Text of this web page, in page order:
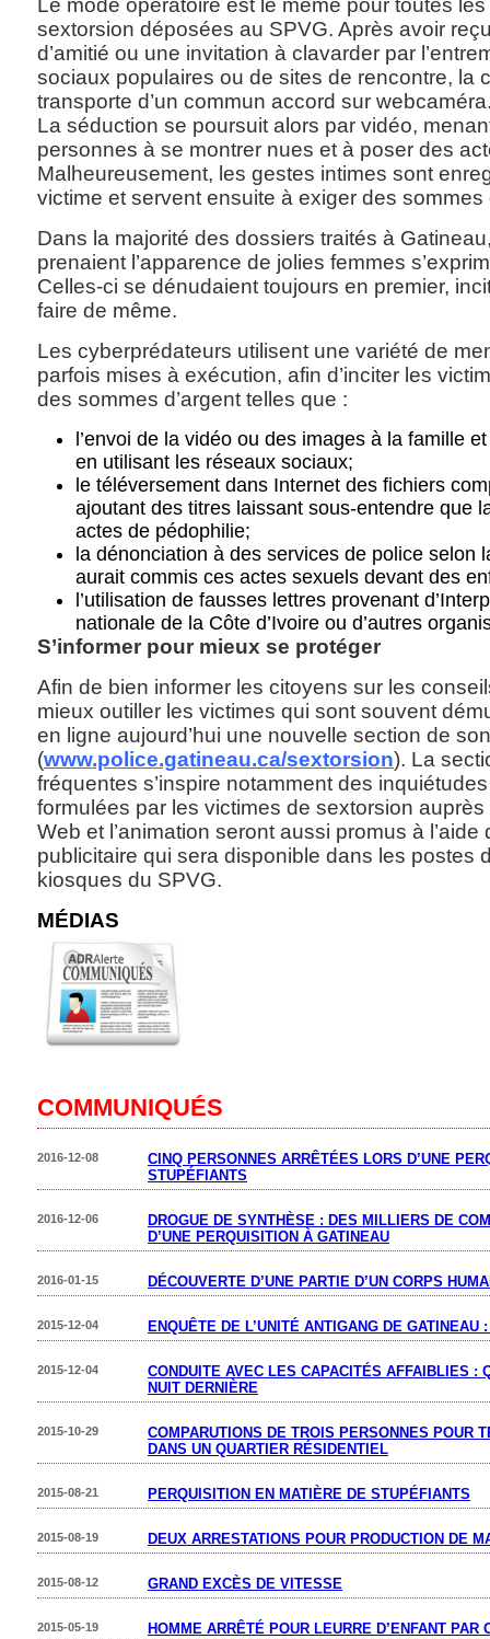
Le mode opératoire est le même pour toutes
sextorsion déposées au SPVG. Après avoir
d’amitié ou une invitation à clavarder par
sociaux populaires ou de sites de rencontre, la
transporte d’un commun accord sur
La séduction se poursuit alors par vidéo,
personnes à se montrer nues et à poser des
Malheureusement, les gestes intimes sont
victime et servent ensuite à exiger des sommes
Dans la majorité des dossiers traités à
prenaient l’apparence de jolies femmes
Celles-ci se dénudaient toujours en premier,
faire de même.
Les cyberprédateurs utilisent une variété de
parfois mises à exécution, afin d’inciter les
des sommes d’argent telles que :
l’envoi de la vidéo ou des images à la famille
en utilisant les réseaux sociaux;
le téléversement dans Internet des fichiers
ajoutant des titres laissant sous-entendre que
actes de pédophilie;
la dénonciation à des services de police selon
aurait commis ces actes sexuels devant des
l’utilisation de fausses lettres provenant
nationale de la Côte d’Ivoire ou d’autres
S’informer pour mieux se protéger
Afin de bien informer les citoyens sur les
mieux outiller les victimes qui sont souvent
en ligne aujourd’hui une nouvelle section de
(www.police.gatineau.ca/sextorsion). La
fréquentes s’inspire notamment des
formulées par les victimes de sextorsion
Web et l’animation seront aussi promus à l’aide
publicitaire qui sera disponible dans les postes
kiosques du SPVG.
MÉDIAS
COMMUNIQUÉS
CINQ PERSONNES ARRÊTÉES LORS D’UNE
STUPÉFIANTS
2016-12-08
DROGUE DE SYNTHÈSE : DES MILLIERS DE
D’UNE PERQUISITION À GATINEAU
2016-12-06
DÉCOUVERTE D’UNE PARTIE D’UN CORPS
2016-01-15
ENQUÊTE DE L’UNITÉ ANTIGANG DE GATINEAU
2015-12-04
CONDUITE AVEC LES CAPACITÉS AFFAIBLIES :
NUIT DERNIÈRE
2015-12-04
COMPARUTIONS DE TROIS PERSONNES POUR
DANS UN QUARTIER RÉSIDENTIEL
2015-10-29
PERQUISITION EN MATIÈRE DE STUPÉFIANTS
2015-08-21
DEUX ARRESTATIONS POUR PRODUCTION DE
2015-08-19
GRAND EXCÈS DE VITESSE
2015-08-12
HOMME ARRÊTÉ POUR LEURRE D’ENFANT PAR
2015-05-19